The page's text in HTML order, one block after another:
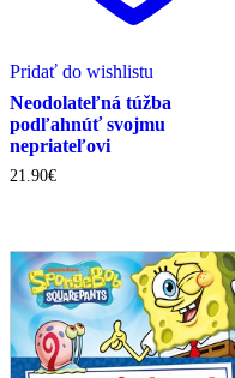
Pridať do wishlistu
Neodolateľná túžba
podľahnúť svojmu
nepriateľovi
21.90€